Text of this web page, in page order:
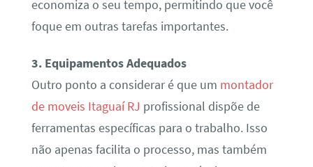
economiza o seu tempo, permitindo que você
foque em outras tarefas importantes.
3. Equipamentos Adequados
Outro ponto a considerar é que um montador
de moveis Itaguaí RJ profissional dispõe de
ferramentas específicas para o trabalho. Isso
não apenas facilita o processo, mas também